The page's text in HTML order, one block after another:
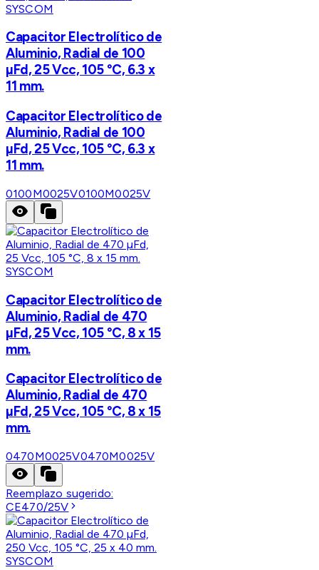
SYSCOM
Capacitor Electrolítico de
Aluminio, Radial de 100
µFd, 25 Vcc, 105 °C, 6.3 x
11 mm.
Capacitor Electrolítico de
Aluminio, Radial de 100
µFd, 25 Vcc, 105 °C, 6.3 x
11 mm.
0100M0025V0100M0025V
SYSCOM
Capacitor Electrolítico de
Aluminio, Radial de 470
µFd, 25 Vcc, 105 °C, 8 x 15
mm.
Capacitor Electrolítico de
Aluminio, Radial de 470
µFd, 25 Vcc, 105 °C, 8 x 15
mm.
0470M0025V0470M0025V
Reemplazo sugerido:
CE470/25V
SYSCOM